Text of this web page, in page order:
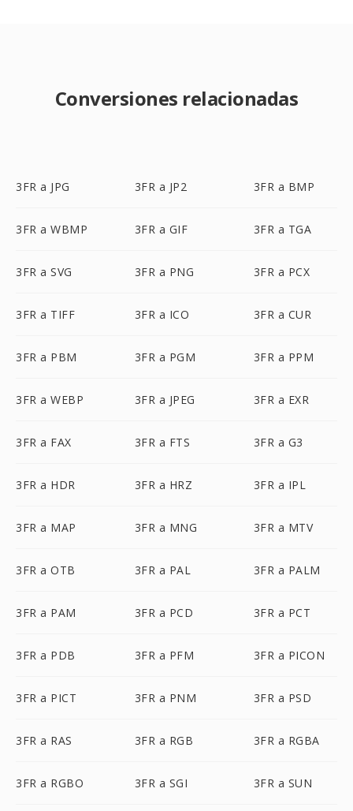
Conversiones relacionadas
3FR a JPG 3FR a JP2 3FR a BMP
3FR a WBMP 3FR a GIF 3FR a TGA
3FR a SVG 3FR a PNG 3FR a PCX
3FR a TIFF 3FR a ICO 3FR a CUR
3FR a PBM 3FR a PGM 3FR a PPM
3FR a WEBP 3FR a JPEG 3FR a EXR
3FR a FAX 3FR a FTS 3FR a G3
3FR a HDR 3FR a HRZ 3FR a IPL
3FR a MAP 3FR a MNG 3FR a MTV
3FR a OTB 3FR a PAL 3FR a PALM
3FR a PAM 3FR a PCD 3FR a PCT
3FR a PDB 3FR a PFM 3FR a PICON
3FR a PICT 3FR a PNM 3FR a PSD
3FR a RAS 3FR a RGB 3FR a RGBA
3FR a RGBO 3FR a SGI 3FR a SUN